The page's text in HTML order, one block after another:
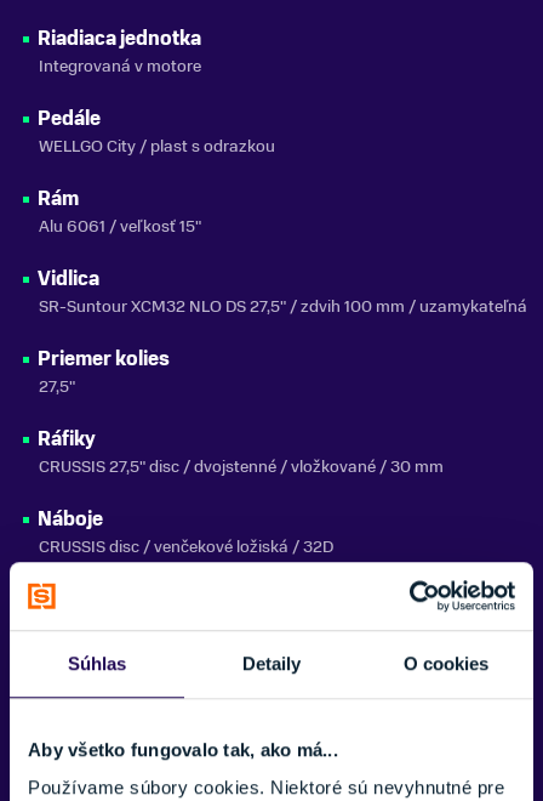
Súhlas Detaily O cookies
Aby všetko fungovalo tak, ako má...
Používame súbory cookies. Niektoré sú nevyhnutné pre
Riadiaca jednotka
Integrovaná v motore
Pedále
WELLGO City / plast s odrazkou
Rám
Alu 6061 / veľkosť 15"
Vidlica
SR-Suntour XCM32 NLO DS 27,5" / zdvih 100 mm / uzamykateľná
Priemer kolies
27,5"
Ráfiky
CRUSSIS 27,5" disc / dvojstenné / vložkované / 30 mm
Náboje
CRUSSIS disc / venčekové ložiská / 32D
Plášte
SCHWALBE Johnny Watts LR Performance 27,5 x 2,35
Predná brzda
SHIMANO BR-MT200 / hydraulická / 180 mm
Zadná brzda
SHIMANO BR-MT200 / hydraulická / 160 mm